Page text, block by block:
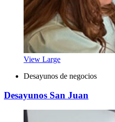
View Large
Desayunos de negocios
Desayunos San Juan